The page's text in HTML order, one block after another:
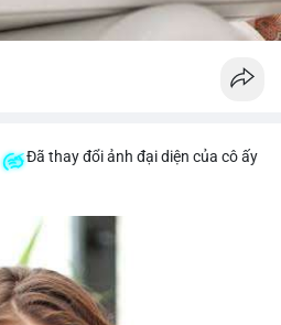
Đã thay đổi ảnh đại diện của cô ấy